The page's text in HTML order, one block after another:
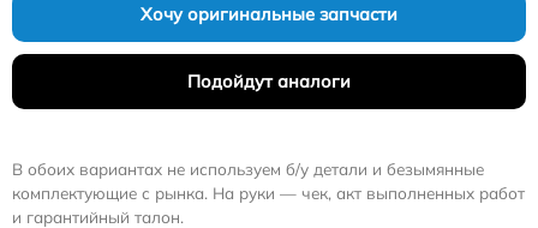
Хочу оригинальные запчасти
Подойдут аналоги
В обоих вариантах не используем б/у детали и безымянные
комплектующие с рынка. На руки — чек, акт выполненных работ
и гарантийный талон.